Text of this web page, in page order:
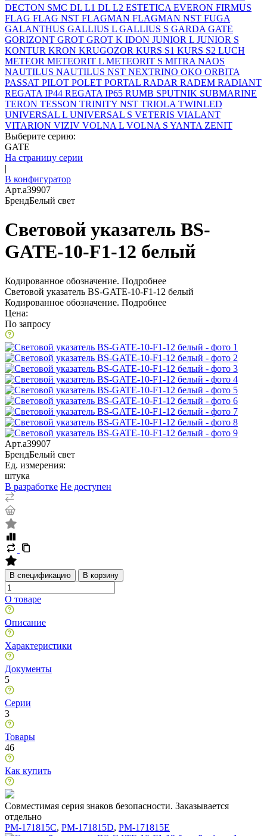
DECTON SMC DL L1 DL L2 ESTETICA EVERON FIRMUS
FLAG FLAG NST FLAGMAN FLAGMAN NST FUGA
GALANTHUS GALLIUS L GALLIUS S GARDA GATE
GORIZONT GROT GROT K IDON JUNIOR L JUNIOR S
KONTUR KRON KRUGOZOR KURS S1 KURS S2 LUCH
METEOR METEORIT L METEORIT S MITRA NAOS
NAUTILUS NAUTILUS NST NEXTRINO OKO ORBITA
PASSAT PILOT POLET PORTAL RADAR RADEM RADIANT
REGATA IP44 REGATA IP65 RUMB SPUTNIK SUBMARINE
TERON TESSON TRINITY NST TRIOLA TWINLED
UNIVERSAL L UNIVERSAL S VETERIS VIALANT
VITARION VIZIV VOLNA L VOLNA S YANTA ZENIT
Выберите серию:
GATE
На страницу серии
|
В конфигуратор
Арт.a39907
БрендБелый свет
Световой указатель BS-
GATE-10-F1-12 белый
Кодированное обозначение. Подробнее
Световой указатель BS-GATE-10-F1-12 белый
Кодированное обозначение. Подробнее
Цена:
По запросу
Арт.a39907
БрендБелый свет
Ед. измерения:
штука
В разработке Не доступен
В спецификацию В корзину
О товаре
Описание
Характеристики
Документы
5
Серии
3
Товары
46
Как купить
Совместимая серия знаков безопасности. Заказывается
отдельно
PM-171815C, PM-171815D, PM-171815E